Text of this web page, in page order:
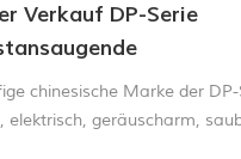
Verkauf DP-Serie
Fabrikpreis
chinesische Marke der DP-
elektrisch, geräuscharm,